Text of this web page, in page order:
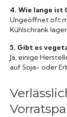
4. Wie lange ist
Ungeöffnet oft
Kühlschrank
5. Gibt es
Ja, einige
auf Soja- oder